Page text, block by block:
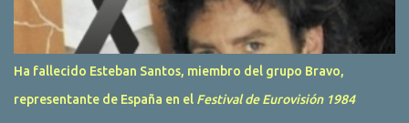
Ha fallecido Esteban Santos, miembro del grupo Bravo,
representante de España en el Festival de Eurovisión 1984